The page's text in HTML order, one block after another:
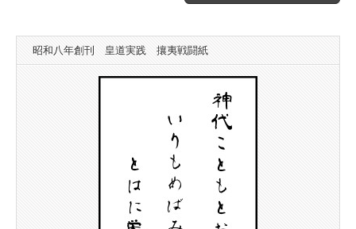
昭和八年創刊 皇道実践 攘夷戦闘紙